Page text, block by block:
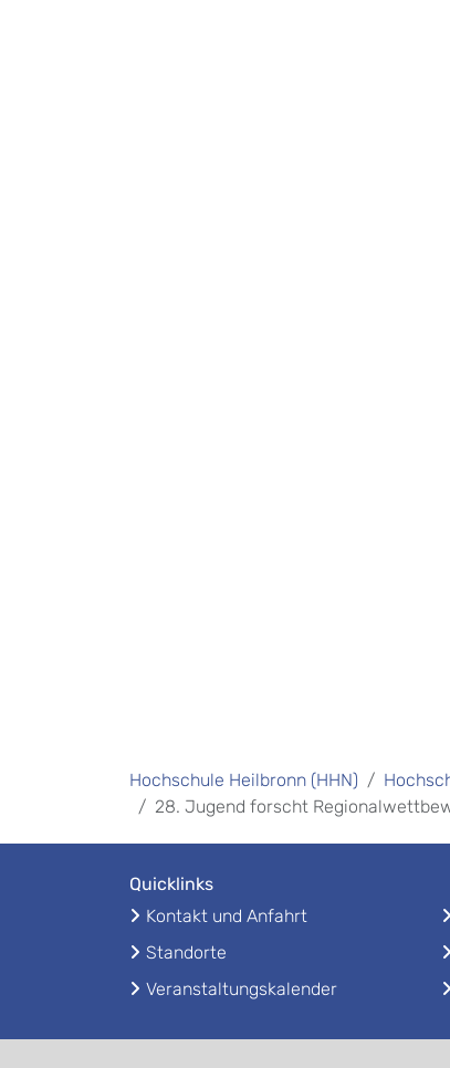
Hochschule Heilbronn (HHN)
28. Jugend forscht
Quicklinks
Kontakt und Anfahrt
Standorte
Veranstaltungskalender